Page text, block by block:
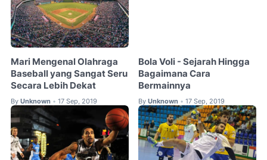
Mari Mengenal Olahraga
Baseball yang Sangat Seru
Secara Lebih Dekat
By Unknown • 17 Sep, 2019
Bola Voli - Sejarah Hingga
Bagaimana Cara
Bermainnya
By Unknown • 17 Sep, 2019